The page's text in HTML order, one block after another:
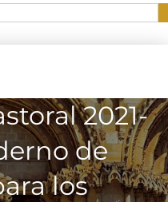
2021-
de
los